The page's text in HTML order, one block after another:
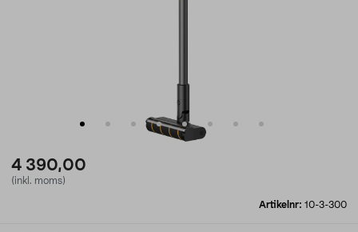
4 390,00
(inkl. moms)
Artikelnr: 10-3-300